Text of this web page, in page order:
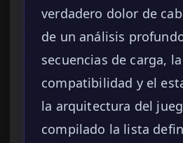
verdadero dolor de
de un análisis
secuencias de carga, la
compatibilidad y el
la arquitectura del
compilado la lista